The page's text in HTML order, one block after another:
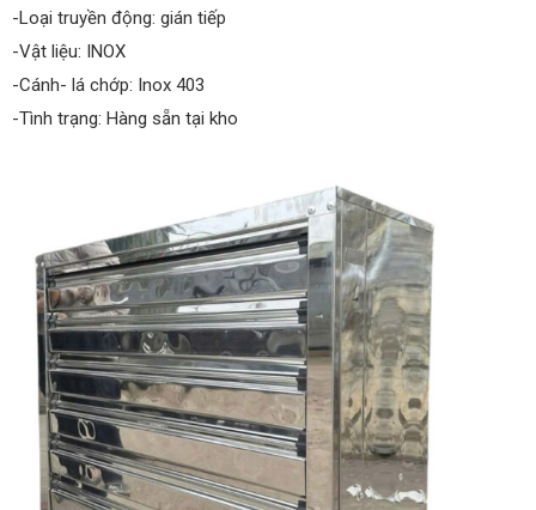
-Loại truyền động: gián tiếp
-Vật liệu: INOX
-Cánh- lá chớp: Inox 403
-Tình trạng: Hàng sẵn tại kho